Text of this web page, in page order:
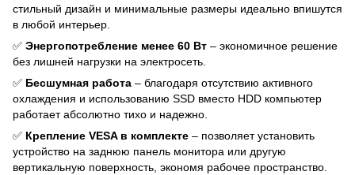
стильный дизайн и минимальные размеры идеально впишутся
в любой интерьер.
✅ Энергопотребление менее 60 Вт – экономичное решение
без лишней нагрузки на электросеть.
✅ Бесшумная работа – благодаря отсутствию активного
охлаждения и использованию SSD вместо HDD компьютер
работает абсолютно тихо и надежно.
✅ Крепление VESA в комплекте – позволяет установить
устройство на заднюю панель монитора или другую
вертикальную поверхность, экономя рабочее пространство.